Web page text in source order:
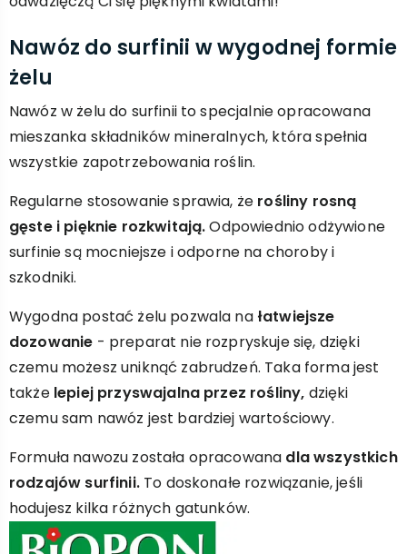
Nawóz do surfinii w wygodnej formie
żelu
Nawóz w żelu do surfinii to specjalnie opracowana
mieszanka składników mineralnych, która spełnia
wszystkie zapotrzebowania roślin.
Regularne stosowanie sprawia, że rośliny rosną
gęste i pięknie rozkwitają.Odpowiednio odżywione
surfinie są mocniejsze i odporne na choroby i
szkodniki.
Wygodna postać żelu pozwala na łatwiejsze
dozowanie - preparat nie rozpryskuje się, dzięki
czemu możesz uniknąć zabrudzeń. Taka forma jest
także lepiej przyswajalna przez rośliny, dzięki
czemu sam nawóz jest bardziej wartościowy.
Formuła nawozu została opracowana dla wszystkich
rodzajów surfinii.To doskonałe rozwiązanie, jeśli
hodujesz kilka różnych gatunków.